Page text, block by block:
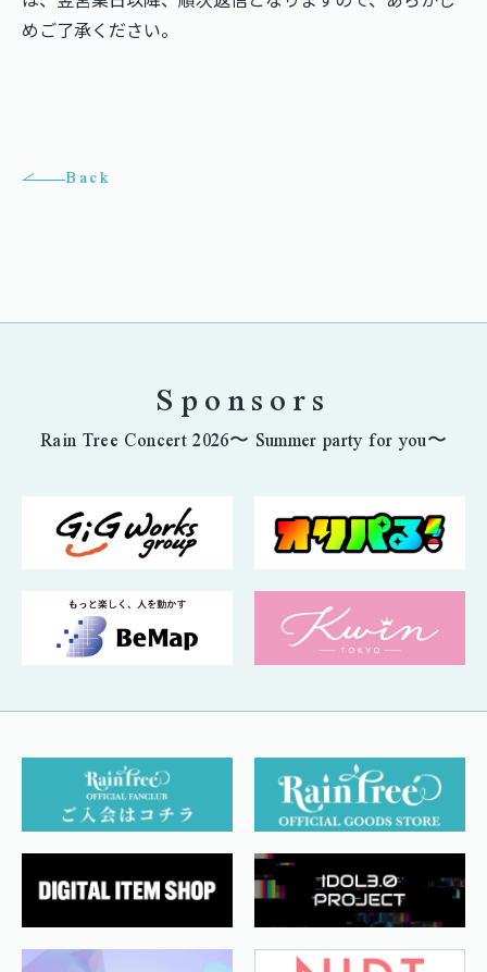
めご了承ください。
Back
Sponsors
Rain Tree Concert 2026〜 Summer party for you〜